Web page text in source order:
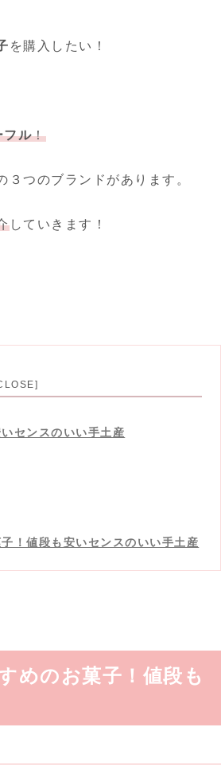
を購入したい！
フル！
３つのブランドがあります。
していきます！
センスのいい手土産
！値段も安いセンスのいい手土産
めのお菓子！値段も